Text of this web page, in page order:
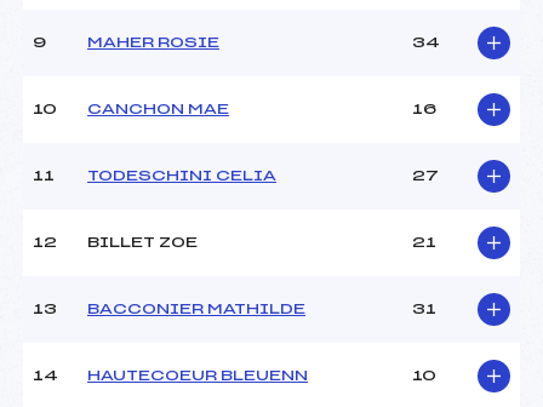
COUVERT
ZECCONI YANN (SA)
Ouvreurs B :
DESMOND CARA (SA)
Ouvreurs D :
9 MAHER ROSIE 34
10 CANCHON MAE 16
11 TODESCHINI CELIA 27
12 BILLET ZOE 21
13 BACCONIER MATHILDE 31
14 HAUTECOEUR BLEUENN 10